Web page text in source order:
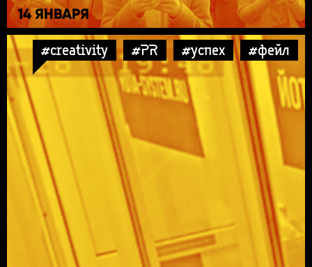
14 ЯНВАРЯ
#creativity #PR #успех #фейл